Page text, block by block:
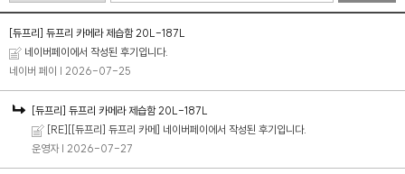
[듀프리] 듀프리 카메라 제습함 20L-187L
네이버페이에서 작성된 후기입니다.
네이버 페이 | 2026-07-25
[듀프리] 듀프리 카메라 제습함 20L-187L
[RE][[듀프리] 듀프리 카메] 네이버페이에서 작성된 후기입니다.
운영자 | 2026-07-27